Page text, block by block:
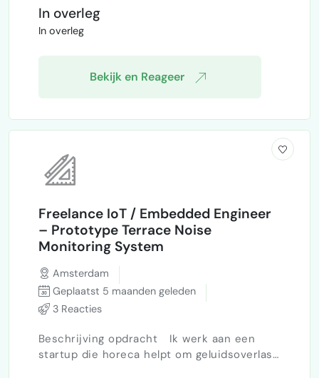
een vast maandbedrag een professionele
WordPress-website in Divi krijgen, inclusief
onderhoud en support. We bedienen …
In overleg
In overleg
Bekijk en Reageer
Freelance IoT / Embedded Engineer
– Prototype Terrace Noise
Monitoring System
Amsterdam
Geplaatst 5 maanden geleden
3 Reacties
Beschrijving opdracht Ik werk aan een
startup die horeca helpt om geluidsoverlast